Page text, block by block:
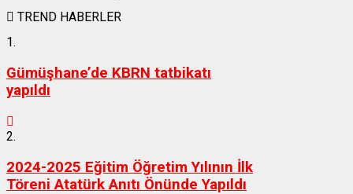
TREND HABERLER
1.
Gümüşhane’de KBRN tatbikatı
yapıldı
2.
2024-2025 Eğitim Öğretim Yılının İlk
Töreni Atatürk Anıtı Önünde Yapıldı